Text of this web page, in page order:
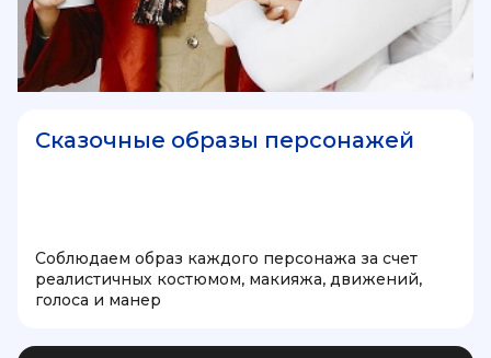
Сказочные образы персонажей
Соблюдаем образ каждого персонажа за счет
реалистичных костюмом, макияжа, движений,
голоса и манер